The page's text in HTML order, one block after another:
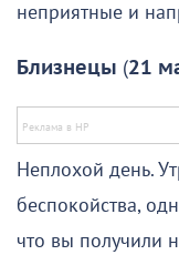
неприятные и
Близнецы (21
Неплохой день.
беспокойства,
что вы получили